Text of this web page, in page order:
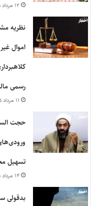
۱۲ مرداد ۱۴۰۵
نظریه
اموال
رسمی
۱۱ مرداد ۱۴۰۵
حجت
تسهیل
۱۴ مرداد ۱۴۰۵
بدقولی